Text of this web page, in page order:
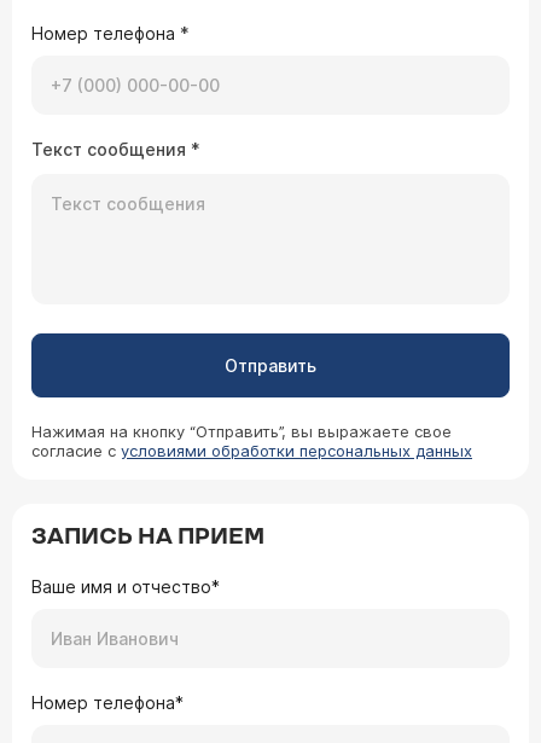
Номер телефона *
Текст сообщения *
Отправить
Нажимая на кнопку “Отправить”, вы выражаете свое
согласие с условиями обработки персональных данных
ЗАПИСЬ НА ПРИЕМ
Ваше имя и отчество*
Номер телефона*